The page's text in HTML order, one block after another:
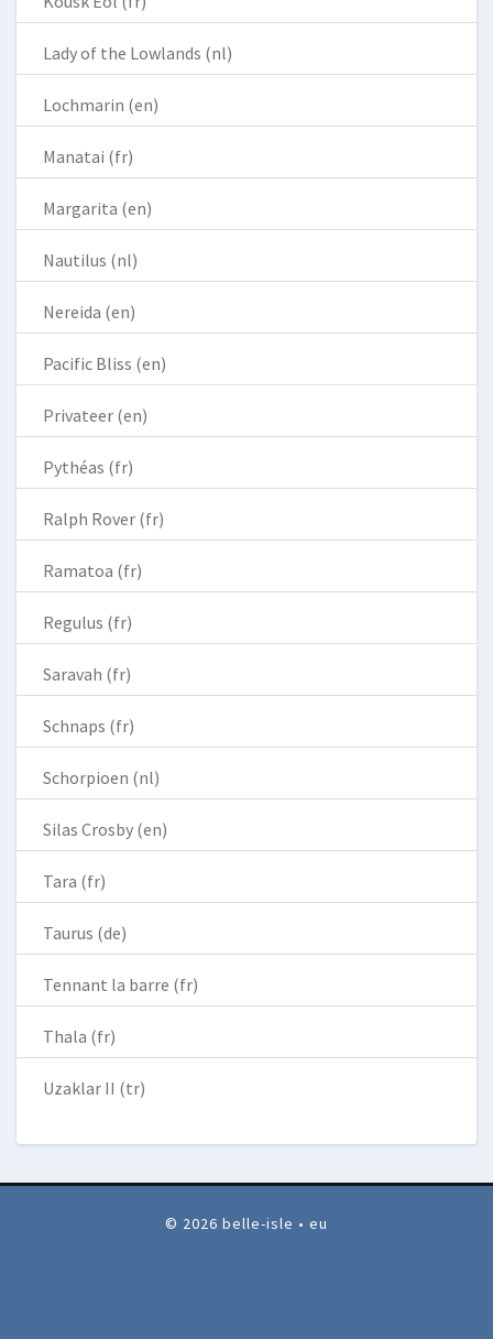
Lady of the Lowlands (nl)
Lochmarin (en)
Manatai (fr)
Margarita (en)
Nautilus (nl)
Nereida (en)
Pacific Bliss (en)
Privateer (en)
Pythéas (fr)
Ralph Rover (fr)
Ramatoa (fr)
Regulus (fr)
Saravah (fr)
Schnaps (fr)
Schorpioen (nl)
Silas Crosby (en)
Tara (fr)
Taurus (de)
Tennant la barre (fr)
Thala (fr)
Uzaklar II (tr)
© 2026 belle-isle • eu